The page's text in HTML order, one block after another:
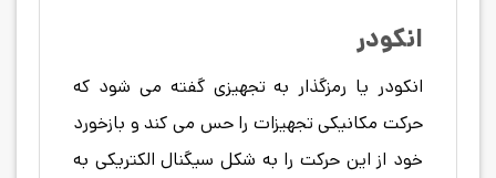
انکودر
انکودر یا رمزگذار به تجهیزی گفته می شود که
حرکت مکانیکی تجهیزات را حس می کند و بازخورد
خود از این حرکت را به شکل سیگنال الکتریکی به